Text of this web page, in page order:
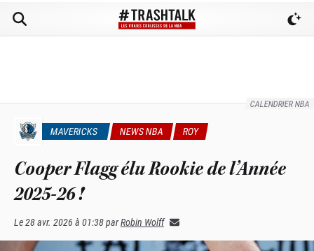
CALENDRIER NBA
MAVERICKS NEWS NBA ROY
Cooper Flagg élu Rookie de l’Année
2025-26 !
Le28 avr. 2026 à 01:38parRobin Wolff